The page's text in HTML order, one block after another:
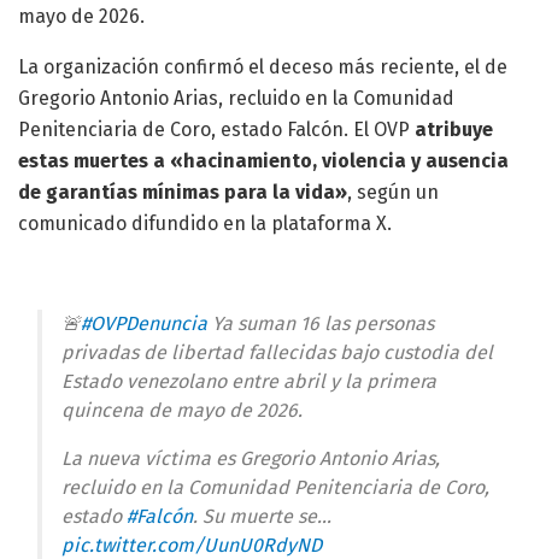
mayo de 2026.
La organización confirmó el deceso más reciente, el de
Gregorio Antonio Arias, recluido en la Comunidad
Penitenciaria de Coro, estado Falcón. El OVP atribuye
estas muertes a «hacinamiento, violencia y ausencia
de garantías mínimas para la vida», según un
comunicado difundido en la plataforma X.
🚨#OVPDenuncia Ya suman 16 las personas
privadas de libertad fallecidas bajo custodia del
Estado venezolano entre abril y la primera
quincena de mayo de 2026.
La nueva víctima es Gregorio Antonio Arias,
recluido en la Comunidad Penitenciaria de Coro,
estado #Falcón. Su muerte se…
pic.twitter.com/UunU0RdyND